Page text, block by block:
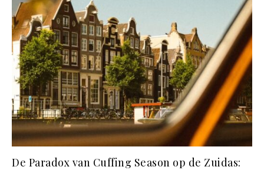
De Paradox van Cuffing Season op de Zuidas: